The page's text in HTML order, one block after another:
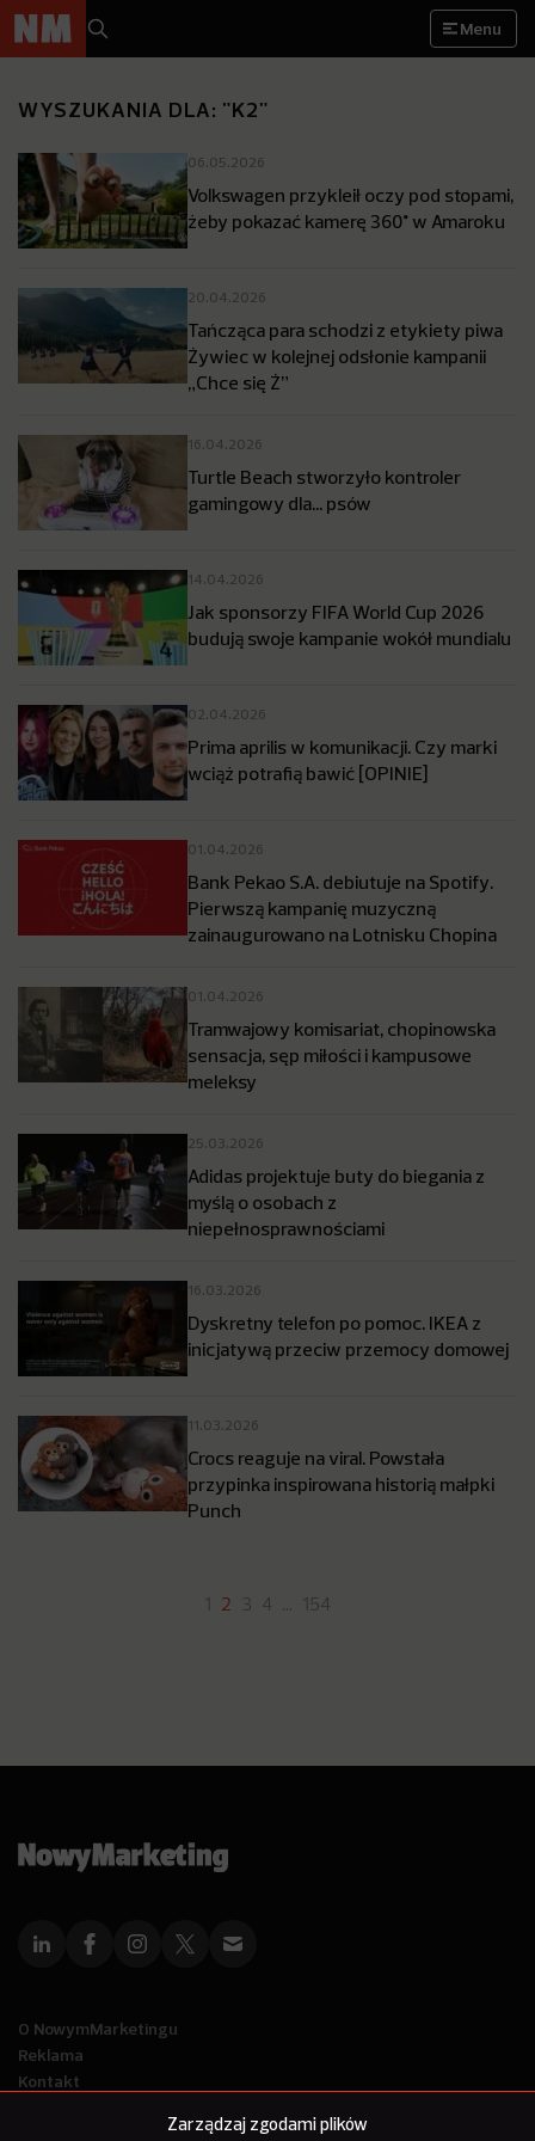
Zarządzaj zgodami plików
Menu
WYSZUKANIA DLA: "K2"
06.05.2026
Volkswagen przykleił oczy pod stopami,
żeby pokazać kamerę 360° w Amaroku
20.04.2026
Tańcząca para schodzi z etykiety piwa
Żywiec w kolejnej odsłonie kampanii
„Chce się Ż”
16.04.2026
Turtle Beach stworzyło kontroler
gamingowy dla… psów
14.04.2026
Jak sponsorzy FIFA World Cup 2026
budują swoje kampanie wokół mundialu
02.04.2026
Prima aprilis w komunikacji. Czy marki
wciąż potrafią bawić [OPINIE]
01.04.2026
Bank Pekao S.A. debiutuje na Spotify.
Pierwszą kampanię muzyczną
zainaugurowano na Lotnisku Chopina
01.04.2026
Tramwajowy komisariat, chopinowska
sensacja, sęp miłości i kampusowe
meleksy
25.03.2026
Adidas projektuje buty do biegania z
myślą o osobach z
niepełnosprawnościami
16.03.2026
Dyskretny telefon po pomoc. IKEA z
inicjatywą przeciw przemocy domowej
11.03.2026
Crocs reaguje na viral. Powstała
przypinka inspirowana historią małpki
Punch
2 3 4 … 154
O NowymMarketingu
Reklama
Kontakt